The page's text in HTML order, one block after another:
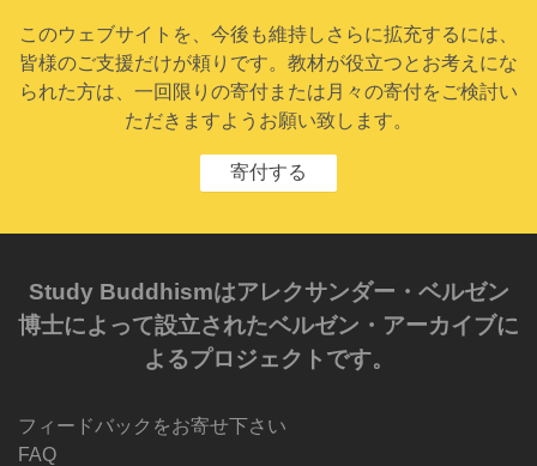
このウェブサイトを、今後も維持しさらに拡充するには、
皆様のご支援だけが頼りです。教材が役立つとお考えにな
られた方は、一回限りの寄付または月々の寄付をご検討い
ただきますようお願い致します。
寄付する
Study Buddhismはアレクサンダー・ベルゼン
博士によって設立されたベルゼン・アーカイブに
よるプロジェクトです。
フィードバックをお寄せ下さい
FAQ